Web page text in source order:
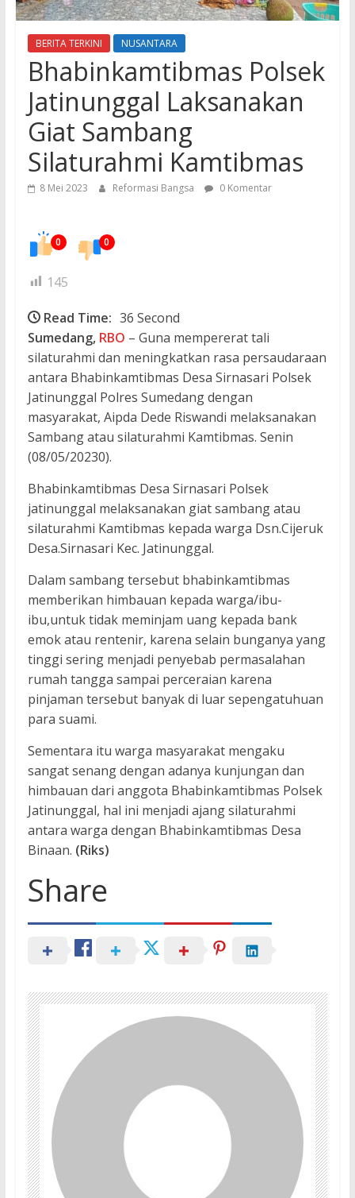
BERITA TERKINI NUSANTARA
Bhabinkamtibmas Polsek
Jatinunggal Laksanakan
Giat Sambang
Silaturahmi Kamtibmas
8 Mei 2023 Reformasi Bangsa 0 Komentar
0 0
145
Read Time: 36 Second
Sumedang, RBO – Guna mempererat tali
silaturahmi dan meningkatkan rasa persaudaraan
antara Bhabinkamtibmas Desa Sirnasari Polsek
Jatinunggal Polres Sumedang dengan
masyarakat, Aipda Dede Riswandi melaksanakan
Sambang atau silaturahmi Kamtibmas. Senin
(08/05/20230).
Bhabinkamtibmas Desa Sirnasari Polsek
jatinunggal melaksanakan giat sambang atau
silaturahmi Kamtibmas kepada warga Dsn.Cijeruk
Desa.Sirnasari Kec. Jatinunggal.
Dalam sambang tersebut bhabinkamtibmas
memberikan himbauan kepada warga/ibu-
ibu,untuk tidak meminjam uang kepada bank
emok atau rentenir, karena selain bunganya yang
tinggi sering menjadi penyebab permasalahan
rumah tangga sampai perceraian karena
pinjaman tersebut banyak di luar sepengatuhuan
para suami.
Sementara itu warga masyarakat mengaku
sangat senang dengan adanya kunjungan dan
himbauan dari anggota Bhabinkamtibmas Polsek
Jatinunggal, hal ini menjadi ajang silaturahmi
antara warga dengan Bhabinkamtibmas Desa
Binaan. (Riks)
Share